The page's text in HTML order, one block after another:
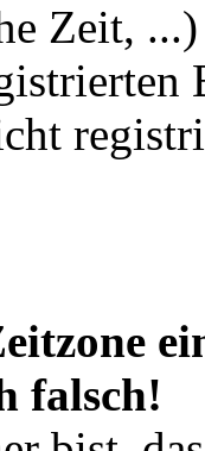
Zeit,
falsch!